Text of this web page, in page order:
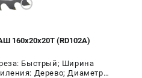
160х20х20Т (RD102A)
Быстрый; Ширина
Дерево; Диаметр